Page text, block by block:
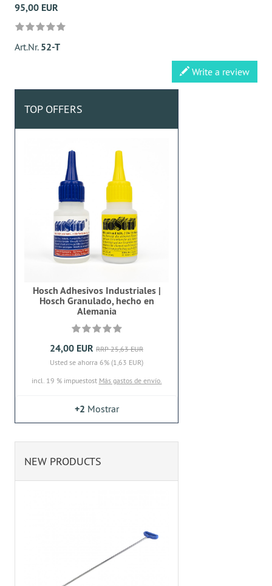
95,00 EUR
Art.Nr. 52-T
Write a review
TOP OFFERS
Hosch Adhesivos Industriales |
Hosch Granulado, hecho en
Alemania
24,00 EUR RRP 25,63 EUR
Usted se ahorra 6% (1,63 EUR)
incl. 19 % impuestost Más gastos de envío.
+2 Mostrar
NEW PRODUCTS